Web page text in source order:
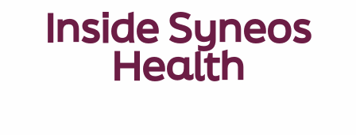
Inside Syneos
Health